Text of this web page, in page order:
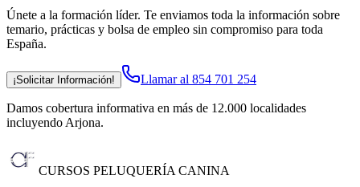
Únete a la formación líder. Te enviamos toda la información sobre
temario, prácticas y bolsa de empleo sin compromiso para toda
España.
¡Solicitar Información! Llamar al 854 701 254
Damos cobertura informativa en más de 12.000 localidades
incluyendo Arjona.
CURSOS PELUQUERÍA CANINA